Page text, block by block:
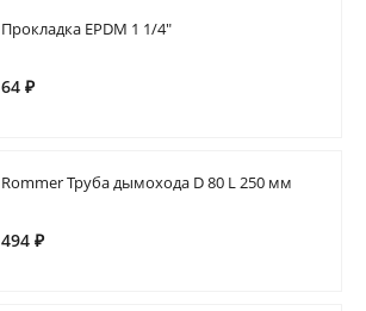
Прокладка EPDM 1 1/4"
64 ₽
Rommer Труба дымохода D 80 L 250 мм
494 ₽